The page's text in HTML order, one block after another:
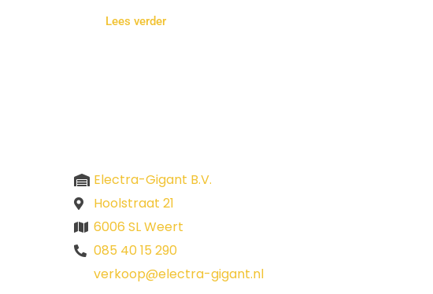
Lees verder
Electra-Gigant B.V.
Hoolstraat 21
6006 SL Weert
085 40 15 290
verkoop@electra-gigant.nl